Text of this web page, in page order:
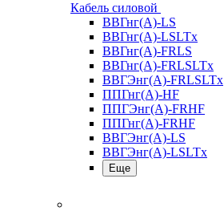
Кабель силовой
ВВГнг(А)-LS
ВВГнг(А)-LSLTx
ВВГнг(А)-FRLS
ВВГнг(А)-FRLSLTx
ВВГЭнг(А)-FRLSLTx
ППГнг(А)-HF
ППГЭнг(А)-FRHF
ППГнг(А)-FRHF
ВВГЭнг(А)-LS
ВВГЭнг(А)-LSLTx
Еще